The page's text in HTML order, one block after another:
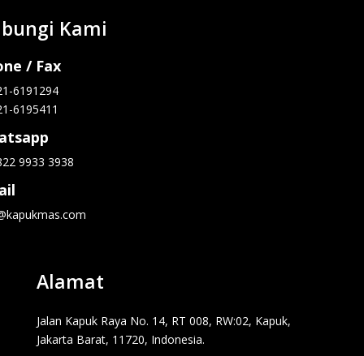
Kami
/ Fax
6191294
6195411
9933 3938
Alamat
Jalan Kapuk Raya No. 14, RT 008, RW:02, Kapuk,
Jakarta Barat, 11720, Indonesia.